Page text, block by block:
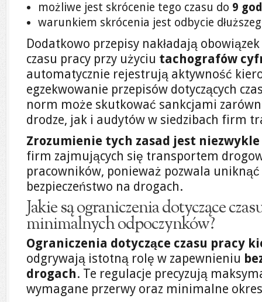
możliwe jest skrócenie tego czasu do 9
warunkiem skrócenia jest odbycie
Dodatkowo przepisy nakładają
czasu pracy przy użyciu tachografów
automatycznie rejestrują aktywność
egzekwowanie przepisów dotyczących
norm może skutkować sankcjami
drodze, jak i audytów w siedzibach firm
Zrozumienie tych zasad jest
firm zajmujących się transportem
pracowników, ponieważ pozwala
bezpieczeństwo na drogach.
Jakie są ograniczenia dotyczące
minimalnych odpoczynków?
Ograniczenia dotyczące czasu pracy
odgrywają istotną rolę w zapewnieniu
drogach. Te regulacje precyzują
wymagane przerwy oraz minimalne